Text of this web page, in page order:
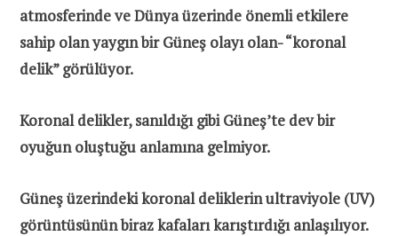
atmosferinde ve Dünya üzerinde önemli etkilere
sahip olan yaygın bir Güneş olayı olan- “koronal
delik” görülüyor.
Koronal delikler, sanıldığı gibi Güneş’te dev bir
oyuğun oluştuğu anlamına gelmiyor.
Güneş üzerindeki koronal deliklerin ultraviyole (UV)
görüntüsünün biraz kafaları karıştırdığı anlaşılıyor.